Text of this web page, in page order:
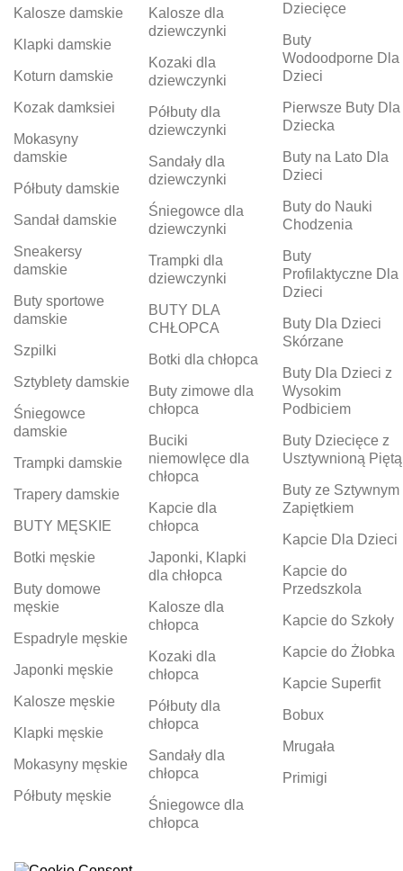
Kalosze damskie
Klapki damskie
Koturn damskie
Kozak damksiei
Mokasyny
damskie
Półbuty damskie
Sandał damskie
Sneakersy
damskie
Buty sportowe
damskie
Szpilki
Sztyblety damskie
Śniegowce
damskie
Trampki damskie
Trapery damskie
BUTY MĘSKIE
Botki męskie
Buty domowe
męskie
Espadryle męskie
Japonki męskie
Kalosze męskie
Klapki męskie
Mokasyny męskie
Półbuty męskie
Kalosze dla
dziewczynki
Kozaki dla
dziewczynki
Półbuty dla
dziewczynki
Sandały dla
dziewczynki
Śniegowce dla
dziewczynki
Trampki dla
dziewczynki
BUTY DLA
CHŁOPCA
Botki dla chłopca
Buty zimowe dla
chłopca
Buciki
niemowlęce dla
chłopca
Kapcie dla
chłopca
Japonki, Klapki
dla chłopca
Kalosze dla
chłopca
Kozaki dla
chłopca
Półbuty dla
chłopca
Sandały dla
chłopca
Śniegowce dla
chłopca
Dziecięce
Buty
Wodoodporne Dla
Dzieci
Pierwsze Buty Dla
Dziecka
Buty na Lato Dla
Dzieci
Buty do Nauki
Chodzenia
Buty
Profilaktyczne Dla
Dzieci
Buty Dla Dzieci
Skórzane
Buty Dla Dzieci z
Wysokim
Podbiciem
Buty Dziecięce z
Usztywnioną Piętą
Buty ze Sztywnym
Zapiętkiem
Kapcie Dla Dzieci
Kapcie do
Przedszkola
Kapcie do Szkoły
Kapcie do Żłobka
Kapcie Superfit
Bobux
Mrugała
Primigi